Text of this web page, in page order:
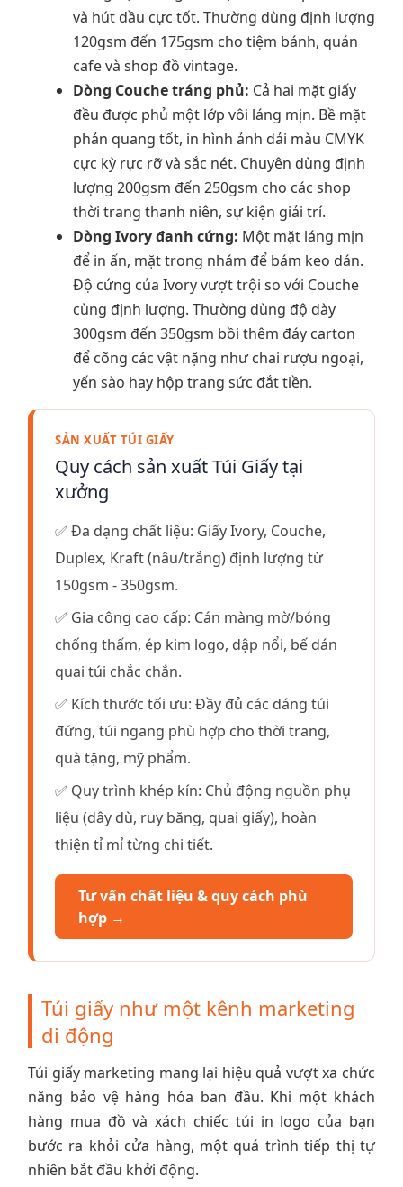
và hút dầu cực tốt. Thường dùng định lượng
120gsm đến 175gsm cho tiệm bánh, quán
cafe và shop đồ vintage.
Dòng Couche tráng phủ: Cả hai mặt giấy
đều được phủ một lớp vôi láng mịn. Bề mặt
phản quang tốt, in hình ảnh dải màu CMYK
cực kỳ rực rỡ và sắc nét. Chuyên dùng định
lượng 200gsm đến 250gsm cho các shop
thời trang thanh niên, sự kiện giải trí.
Dòng Ivory đanh cứng: Một mặt láng mịn
để in ấn, mặt trong nhám để bám keo dán.
Độ cứng của Ivory vượt trội so với Couche
cùng định lượng. Thường dùng độ dày
300gsm đến 350gsm bồi thêm đáy carton
để cõng các vật nặng như chai rượu ngoại,
yến sào hay hộp trang sức đắt tiền.
SẢN XUẤT TÚI GIẤY
Quy cách sản xuất Túi Giấy tại
xưởng
✅ Đa dạng chất liệu: Giấy Ivory, Couche,
Duplex, Kraft (nâu/trắng) định lượng từ
150gsm - 350gsm.
✅ Gia công cao cấp: Cán màng mờ/bóng
chống thấm, ép kim logo, dập nổi, bế dán
quai túi chắc chắn.
✅ Kích thước tối ưu: Đầy đủ các dáng túi
đứng, túi ngang phù hợp cho thời trang,
quà tặng, mỹ phẩm.
✅ Quy trình khép kín: Chủ động nguồn phụ
liệu (dây dù, ruy băng, quai giấy), hoàn
thiện tỉ mỉ từng chi tiết.
Tư vấn chất liệu & quy cách phù
hợp →
Túi giấy như một kênh marketing
di động
Túi giấy marketing mang lại hiệu quả vượt xa chức
năng bảo vệ hàng hóa ban đầu. Khi một khách
hàng mua đồ và xách chiếc túi in logo của bạn
bước ra khỏi cửa hàng, một quá trình tiếp thị tự
nhiên bắt đầu khởi động.